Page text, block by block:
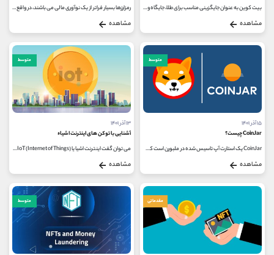
بیت کوین به عنوان جایگزینی مناسب برای طلا، جایگاه ویژه ای را میان سرمایه گذاران حوزه ارزهای دیجیتال پیدا کرده است. با وجود...
مشاهده
رمزارزها بسیار فراتر از یک نوآوری مالی می باشند، در واقع می توان گفت آنها شکل اجتماعی، فرهنگی و فناوری پیشرفت هستند. ارزهای...
مشاهده
متوسط
۱۵ آذر ۱۴۰۱
CoinJar چیست؟
CoinJar یک استارت آپ تاسیس شده در ملبورن است که به استرالیایی ها امکان داد و ستد، ذخیره، خرج و دریافت بیت کوین را می دهد. این شرکت...
مشاهده
متوسط
۱۳ آذر ۱۴۰۱
آشنایی با توکن های اینترنت اشیاء
می توان گفت اینترنت اشیا یا IoT (Internet of Things)، امروزه به تمام جوانب زندگی انسان ها راه پیدا کرده و زندگی انسان ها را به شدت تحت...
مشاهده
مقدماتی متوسط